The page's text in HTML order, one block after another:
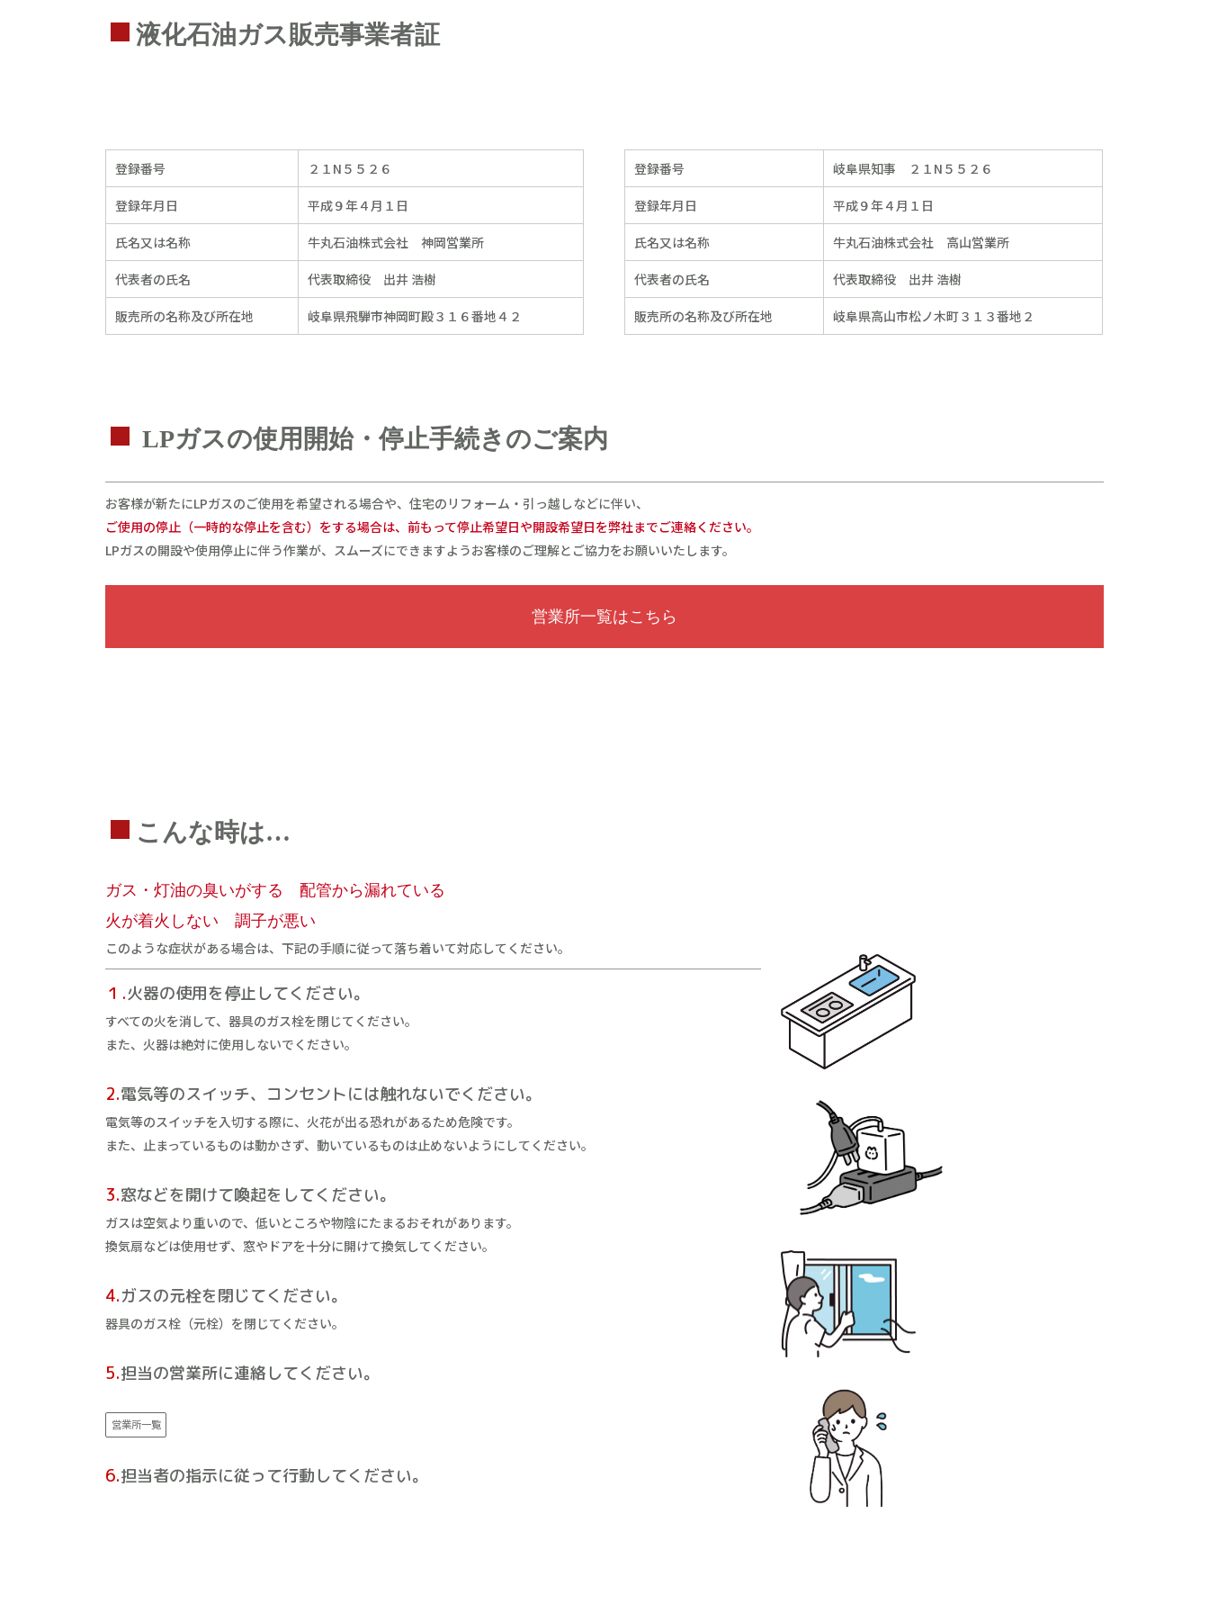
液化石油ガス販売事業者証
登録番号 ２１N５５２６
登録年月日 平成９年４月１日
氏名又は名称 牛丸石油株式会社 神岡営業所
代表者の氏名 代表取締役 出井 浩樹
販売所の名称及び所在地 岐阜県飛騨市神岡町殿３１６番地４２
登録番号 岐阜県知事 ２１N５５２６
登録年月日 平成９年４月１日
氏名又は名称 牛丸石油株式会社 高山営業所
代表者の氏名 代表取締役 出井 浩樹
販売所の名称及び所在地 岐阜県高山市松ノ木町３１３番地２
LPガスの使用開始・停止手続きのご案内
お客様が新たにLPガスのご使用を希望される場合や、住宅のリフォーム・引っ越しなどに伴い、
ご使用の停止（一時的な停止を含む）をする場合は、前もって停止希望日や開設希望日を弊社までご連絡ください。
LPガスの開設や使用停止に伴う作業が、スムーズにできますようお客様のご理解とご協力をお願いいたします。
営業所一覧はこちら
こんな時は…
ガス・灯油の臭いがする 配管から漏れている
火が着火しない 調子が悪い
このような症状がある場合は、下記の手順に従って落ち着いて対応してください。
１.火器の使用を停止してください。
すべての火を消して、器具のガス栓を閉じてください。
また、火器は絶対に使用しないでください。
2.電気等のスイッチ、コンセントには触れないでください。
電気等のスイッチを入切する際に、火花が出る恐れがあるため危険です。
また、止まっているものは動かさず、動いているものは止めないようにしてください。
3.窓などを開けて喚起をしてください。
ガスは空気より重いので、低いところや物陰にたまるおそれがあります。
換気扇などは使用せず、窓やドアを十分に開けて換気してください。
4.ガスの元栓を閉じてください。
器具のガス栓（元栓）を閉じてください。
5.担当の営業所に連絡してください。
営業所一覧
6.担当者の指示に従って行動してください。